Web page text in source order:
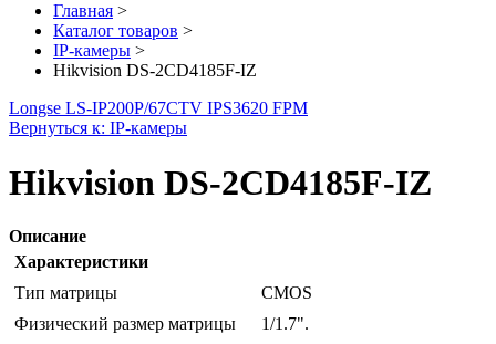
Главная >
Каталог товаров >
IP-камеры >
Hikvision DS-2CD4185F-IZ
Longse LS-IP200P/67CTV IPS3620 FPM
Вернуться к: IP-камеры
Hikvision DS-2CD4185F-IZ
Описание
Характеристики
Тип матрицы
CMOS
Физический размер матрицы
1/1.7".